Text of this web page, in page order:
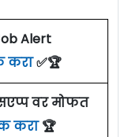
Alert
करा✅🏆
वर मोफत
करा🏆